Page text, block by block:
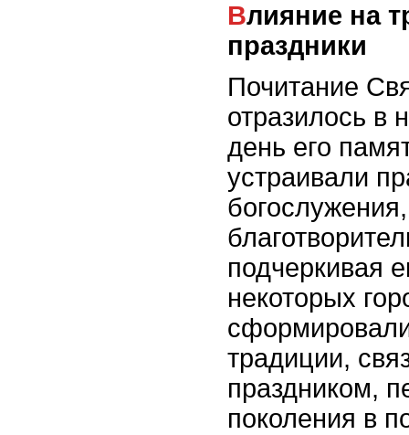
Влияние на традиции и
праздники
Почитание
отразилось в
день его
устраивали
подчеркивая
некоторых
традиции,
праздником,
поколения в